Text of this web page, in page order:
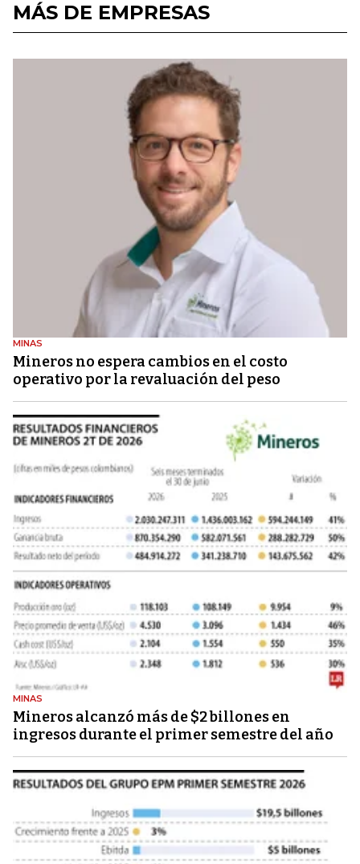
MÁS DE EMPRESAS
MINAS
Mineros no espera cambios en el costo
operativo por la revaluación del peso
MINAS
Mineros alcanzó más de $2 billones en
ingresos durante el primer semestre del año